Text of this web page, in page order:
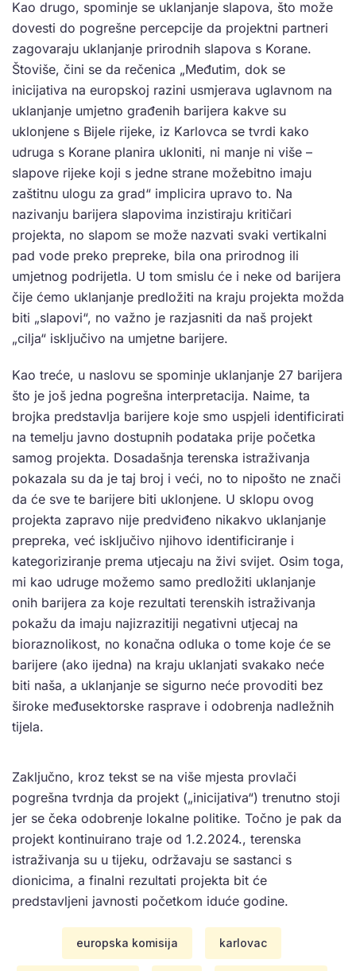
Kao drugo, spominje se uklanjanje slapova, što može
dovesti do pogrešne percepcije da projektni partneri
zagovaraju uklanjanje prirodnih slapova s Korane.
Štoviše, čini se da rečenica „Međutim, dok se
inicijativa na europskoj razini usmjerava uglavnom na
uklanjanje umjetno građenih barijera kakve su
uklonjene s Bijele rijeke, iz Karlovca se tvrdi kako
udruga s Korane planira ukloniti, ni manje ni više –
slapove rijeke koji s jedne strane možebitno imaju
zaštitnu ulogu za grad“ implicira upravo to. Na
nazivanju barijera slapovima inzistiraju kritičari
projekta, no slapom se može nazvati svaki vertikalni
pad vode preko prepreke, bila ona prirodnog ili
umjetnog podrijetla. U tom smislu će i neke od barijera
čije ćemo uklanjanje predložiti na kraju projekta možda
biti „slapovi“, no važno je razjasniti da naš projekt
„cilja“ isključivo na umjetne barijere.
Kao treće, u naslovu se spominje uklanjanje 27 barijera
što je još jedna pogrešna interpretacija. Naime, ta
brojka predstavlja barijere koje smo uspjeli identificirati
na temelju javno dostupnih podataka prije početka
samog projekta. Dosadašnja terenska istraživanja
pokazala su da je taj broj i veći, no to nipošto ne znači
da će sve te barijere biti uklonjene. U sklopu ovog
projekta zapravo nije predviđeno nikakvo uklanjanje
prepreka, već isključivo njihovo identificiranje i
kategoriziranje prema utjecaju na živi svijet. Osim toga,
mi kao udruge možemo samo predložiti uklanjanje
onih barijera za koje rezultati terenskih istraživanja
pokažu da imaju najizrazitiji negativni utjecaj na
bioraznolikost, no konačna odluka o tome koje će se
barijere (ako ijedna) na kraju uklanjati svakako neće
biti naša, a uklanjanje se sigurno neće provoditi bez
široke međusektorske rasprave i odobrenja nadležnih
tijela.
Zaključno, kroz tekst se na više mjesta provlači
pogrešna tvrdnja da projekt („inicijativa“) trenutno stoji
jer se čeka odobrenje lokalne politike. Točno je pak da
projekt kontinuirano traje od 1.2.2024., terenska
istraživanja su u tijeku, održavaju se sastanci s
dionicima, a finalni rezultati projekta bit će
predstavljeni javnosti početkom iduće godine.
europska komisija karlovac